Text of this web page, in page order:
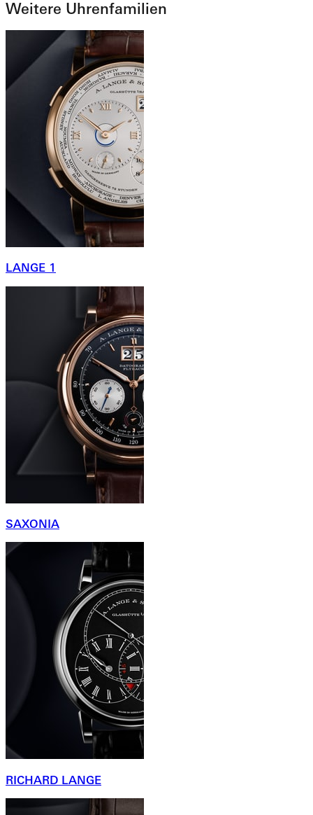
Weitere Uhrenfamilien
LANGE 1
SAXONIA
RICHARD LANGE